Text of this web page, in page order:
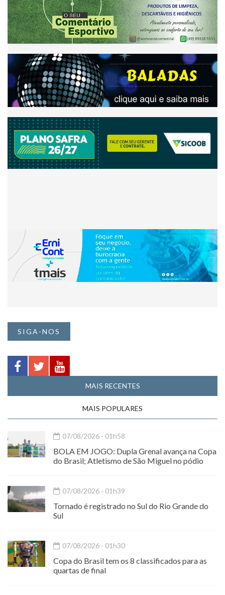
SIGA-NOS
MAIS RECENTES
MAIS POPULARES
07/08/2026 - 01h58
BOLA EM JOGO: Dupla Grenal avança na Copa
do Brasil; Atletismo de São Miguel no pódio
07/08/2026 - 01h39
Tornado é registrado no Sul do Rio Grande do
Sul
07/08/2026 - 01h30
Copa do Brasil tem os 8 classificados para as
quartas de final